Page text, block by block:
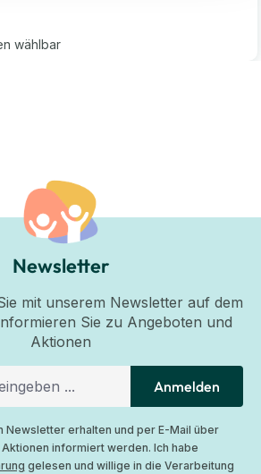
wählbar
Newsletter
mit unserem Newsletter auf dem
Sie zu Angeboten und
Aktionen
Anmelden
Newsletter erhalten und per E-Mail über
informiert werden. Ich habe
gelesen und willige in die Verarbeitung